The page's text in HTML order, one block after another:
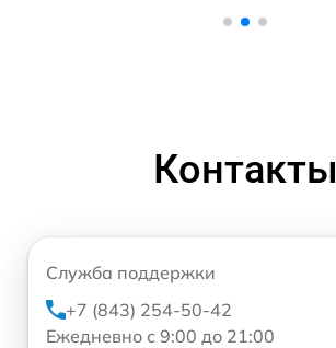
Контакты
Служба поддержки
+7 (843) 254-50-42
Ежедневно с 9:00 до 21:00